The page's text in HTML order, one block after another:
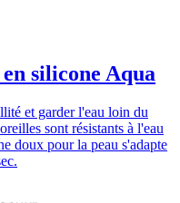
silicone Aqua
et garder l'eau loin du
sont résistants à l'eau
doux pour la peau s'adapte